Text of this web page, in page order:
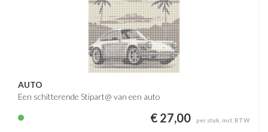
AUTO
Een schitterende Stipart@ van een auto
€ 27,00 per stuk, incl. BTW